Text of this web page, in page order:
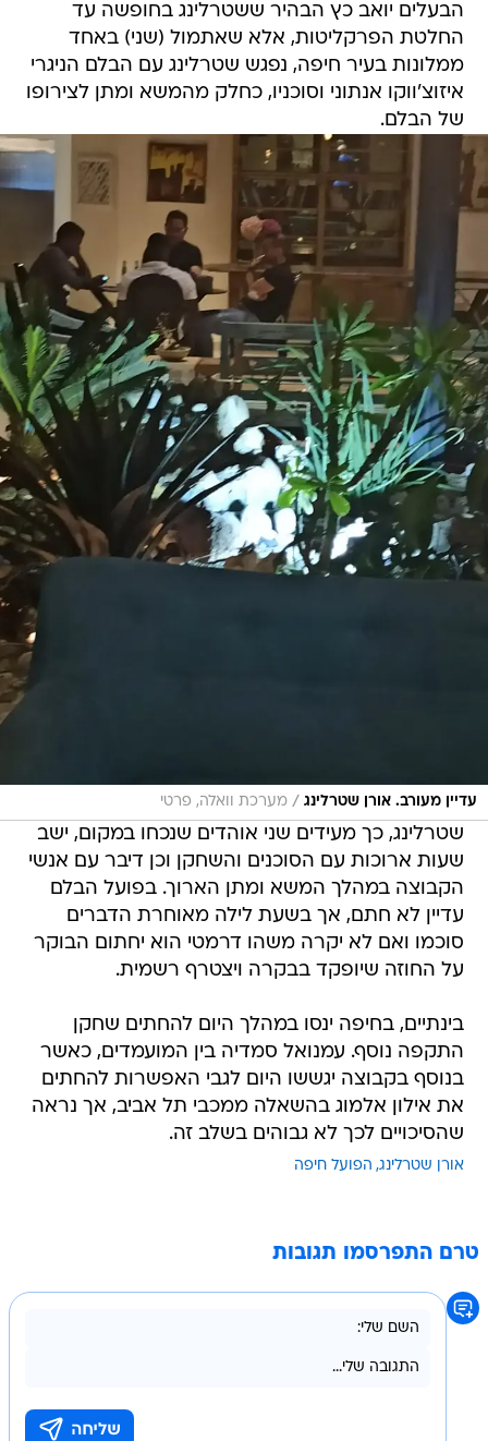
הבעלים יואב כץ הבהיר ששטרלינג בחופשה עד
החלטת הפרקליטות, אלא שאתמול (שני) באחד
ממלונות בעיר חיפה, נפגש שטרלינג עם הבלם הניגרי
איזוצ'ווקו אנתוני וסוכניו, כחלק מהמשא ומתן לצירופו
של הבלם.
עדיין מעורב. אורן שטרלינג / מערכת וואלה, פרטי
שטרלינג, כך מעידים שני אוהדים שנכחו במקום, ישב
שעות ארוכות עם הסוכנים והשחקן וכן דיבר עם אנשי
הקבוצה במהלך המשא ומתן הארוך. בפועל הבלם
עדיין לא חתם, אך בשעת לילה מאוחרת הדברים
סוכמו ואם לא יקרה משהו דרמטי הוא יחתום הבוקר
על החוזה שיופקד בבקרה ויצטרף רשמית.
בינתיים, בחיפה ינסו במהלך היום להחתים שחקן
התקפה נוסף. עמנואל סמדיה בין המועמדים, כאשר
בנוסף בקבוצה יגששו היום לגבי האפשרות להחתים
את אילון אלמוג בהשאלה ממכבי תל אביב, אך נראה
שהסיכויים לכך לא גבוהים בשלב זה.
אורן שטרלינג הפועל חיפה
טרם התפרסמו תגובות